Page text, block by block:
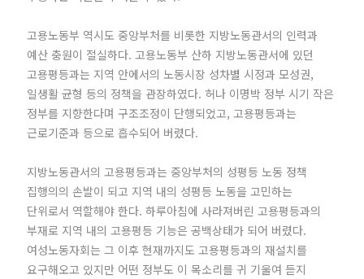
고용노동부 역시도 중앙부처를 비롯한 지방노동관서의 인력과
예산 충원이 절실하다. 고용노동부 산하 지방노동관서에 있던
고용평등과는 지역 안에서의 노동시장 성차별 시정과 모성권,
일생활 균형 등의 정책을 관장하였다. 허나 이명박 정부 시기 작은
정부를 지향한다며 구조조정이 단행되었고, 고용평등과는
근로기준과 등으로 흡수되어 버렸다.
지방노동관서의 고용평등과는 중앙부처의 성평등 노동 정책
집행의의 손발이 되고 지역 내의 성평등 노동을 고민하는
단위로서 역할해야 한다. 하루아침에 사라져버린 고용평등과의
부재로 지역 내의 고용평등 기능은 공백상태가 되어 버렸다.
여성노동자회는 그 이후 현재까지도 고용평등과의 재설치를
요구해오고 있지만 어떤 정부도 이 목소리를 귀 기울여 듣지